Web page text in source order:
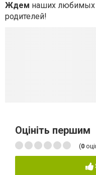
Ждем наших любимых
родителей!
Оцініть першим
(0